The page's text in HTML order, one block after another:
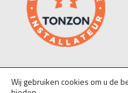
Wij gebruiken cookies om u de